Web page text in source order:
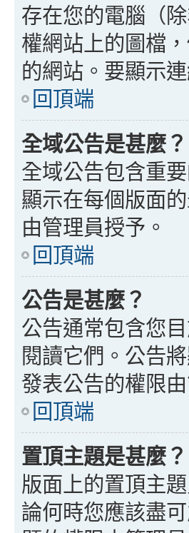
存在您的電腦（
權網站上的圖檔
的網站。要顯示
回頂端
全域公告是甚麼？
全域公告包含重
顯示在每個版面
由管理員授予。
回頂端
公告是甚麼？
公告通常包含您
閱讀它們。公告
發表公告的權限
回頂端
置頂主題是甚麼？
版面上的置頂主
論何時您應該盡